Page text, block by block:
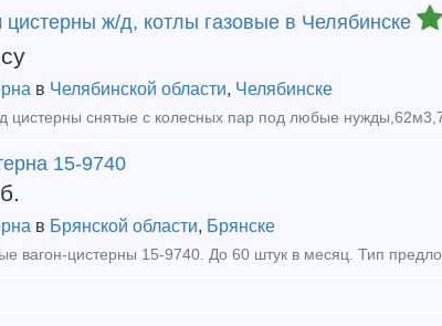
цистерны ж/д, котлы газовые в Челябинске
в Челябинской области, Челябинске
15-9740
в Брянской области, Брянске